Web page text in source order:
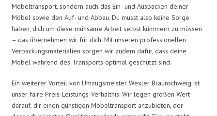
Möbeltransport, sondern auch das Ein- und Auspacken deiner
Möbel sowie den Auf- und Abbau. Du musst also keine Sorge
haben, dich um diese mühsame Arbeit selbst kümmern zu müssen
– das übernehmen wir für dich. Mit unseren professionellen
Verpackungsmaterialien sorgen wir zudem dafür, dass deine
Möbel während des Transports optimal geschützt sind.
Ein weiterer Vorteil von Umzugsmeister Wexler Braunschweig ist
unser faire Preis-Leistungs-Verhältnis. Wir legen großen Wert
darauf, dir einen günstigen Möbeltransport anzubieten, der